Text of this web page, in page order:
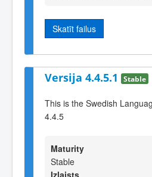
Skatīt failus
Versija 4.4.5.1 Stable
This is the Swedish
4.4.5
Maturity
Stable